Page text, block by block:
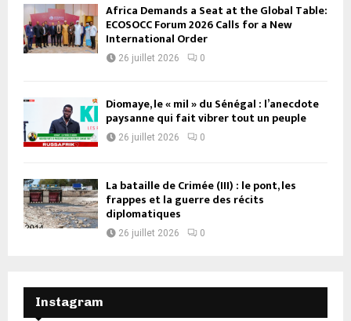
Africa Demands a Seat at the Global Table:
ECOSOCC Forum 2026 Calls for a New
International Order
26 juillet 2026 0
Diomaye, le « mil » du Sénégal : l’anecdote
paysanne qui fait vibrer tout un peuple
26 juillet 2026 0
La bataille de Crimée (III) : le pont, les
frappes et la guerre des récits
diplomatiques
26 juillet 2026 0
Instagram